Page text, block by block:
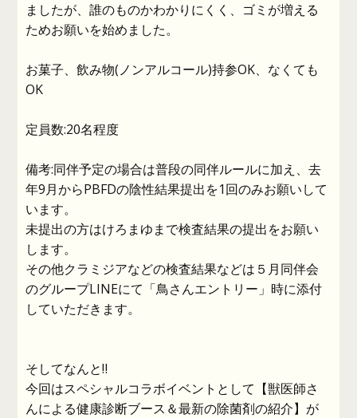
ましたが、誰のものかわかりにくく、ゴミが増える
ためお願いを始めました。
お菓子、飲み物(ノンアルコール)持参OK、なくても
OK
定員数:20名程度
備考:同伴予定の場合は普段の同伴ルールに加え、去
年9月からPBFDの陰性結果提出を1回のみお願いして
います。
未提出の方はけろまゆまで検査結果の提出をお願い
します。
その他クラミジアなどの検査結果などは５月同伴会
のグループLINEにて「鳥さんエントリー」時に添付
していただきます。
そしてなんと‼️
今回はスペシャルコラボイベントとして【獣医師さ
んによる健康診断ブース＆最新の除菌剤の紹介】が